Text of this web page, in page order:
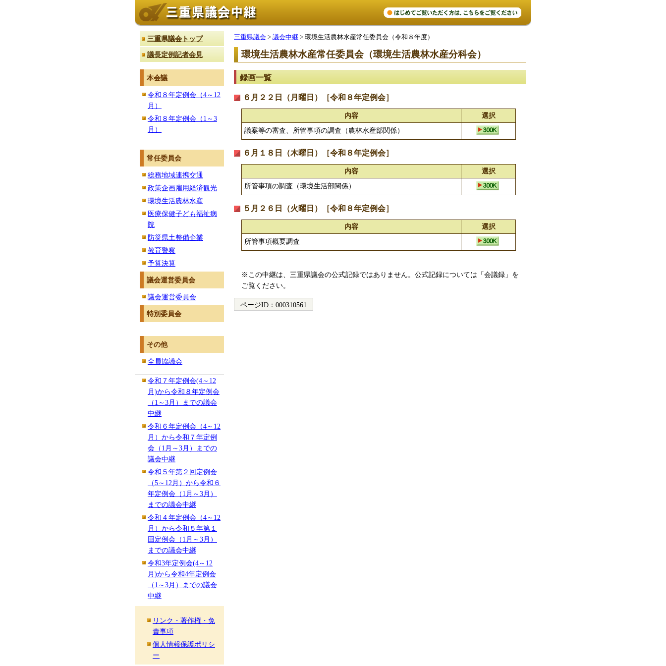
三重県議会 > 議会中継 > 環境生活農林水産常任委員会（令和８年度）
環境生活農林水産常任委員会（環境生活農林水産分科会）
録画一覧
６月２２日（月曜日）［令和８年定例会］
内容
選択
議案等の審査、所管事項の調査（農林水産部関係）
６月１８日（木曜日）［令和８年定例会］
内容
選択
所管事項の調査（環境生活部関係）
５月２６日（火曜日）［令和８年定例会］
内容
選択
所管事項概要調査
※この中継は、三重県議会の公式記録ではありません。公式記録については「会議録」を
ご覧ください。
ページID： 000310561
三重県議会トップ
議長定例記者会見
本会議
令和８年定例会（4～12
月）
令和８年定例会（1～3
月）
常任委員会
総務地域連携交通
政策企画雇用経済観光
環境生活農林水産
医療保健子ども福祉病
院
防災県土整備企業
教育警察
予算決算
議会運営委員会
議会運営委員会
特別委員会
その他
全員協議会
令和７年定例会(4～12
月)から令和８年定例会
（1～3月）までの議会
中継
令和６年定例会（4～12
月）から令和７年定例
会（1月～3月）までの
議会中継
令和５年第２回定例会
（5～12月）から令和６
年定例会（1月～3月）
までの議会中継
令和４年定例会（4～12
月）から令和５年第１
回定例会（1月～3月）
までの議会中継
令和3年定例会(4～12
月)から令和4年定例会
（1～3月）までの議会
中継
リンク・著作権・免
責事項
個人情報保護ポリシ
ー